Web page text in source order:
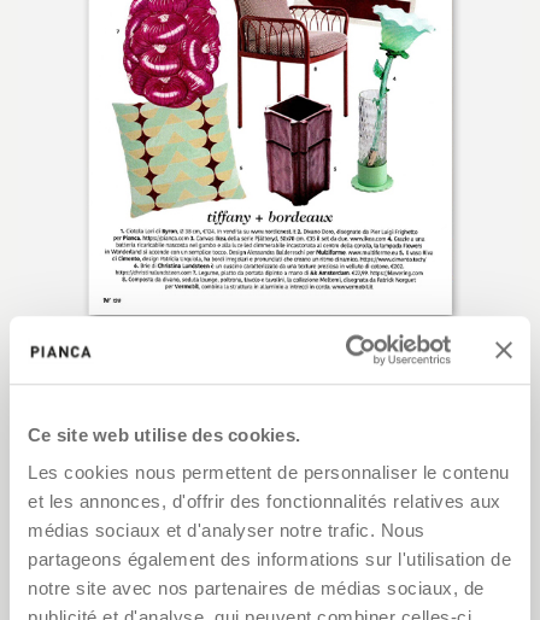
Ce site web utilise des cookies.
Les cookies nous permettent de personnaliser le contenu
et les annonces, d'offrir des fonctionnalités relatives aux
médias sociaux et d'analyser notre trafic. Nous
partageons également des informations sur l'utilisation de
notre site avec nos partenaires de médias sociaux, de
Home!